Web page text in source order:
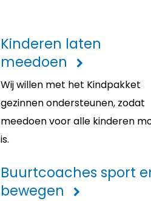
Kinderen laten
meedoen
Wij willen met het Kindpakket
gezinnen ondersteunen, zodat
meedoen voor alle kinderen
is.
Buurtcoaches sport
bewegen